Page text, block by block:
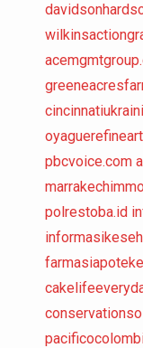
pbcvoice.com
polrestoba.id